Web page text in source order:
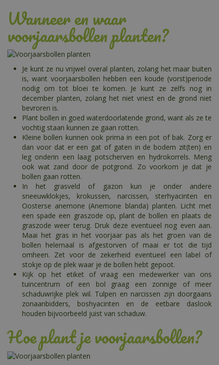
Wanneer en waar
voorjaarsbollen planten?
Je kunt ze nu vrijwel overal planten, zolang het maar buiten
is, want voorjaarsbollen hebben een koude (vorst)periode
nodig om tot bloei te komen. Je kunt ze zelfs nog in
december planten, zolang het niet vriest en de grond niet
bevroren is.
Plant bollen in goed waterdoorlatende grond, want als ze te
vochtig staan kunnen ze gaan rotten.
Kleine bollen kunnen ook prima in een pot of bak. Zorg er
dan voor dat er een gat of gaten in de bodem zit(ten) en
leg onderin een laag potscherven en hydrokorrels. Meng
ook wat zand door de potgrond. Zo voorkom je dat je
bollen gaan rotten.
In het grasveld of gazon kun je onder andere
sneeuwklokjes, krokussen, narcissen, sterhyacinten en
Oosterse anemone (Anemone blanda) planten. Licht met
een spade een graszode op, plant de bollen en plaats de
graszode weer terug. Druk deze eventueel nog even aan.
Maai het gras in het voorjaar pas als het groen van de
bollen helemaal is afgestorven of maai er tot die tijd
omheen. Zet voor de zekerheid eventueel een label of
stokje op de plek waar je de bollen hebt gepoot.
Kijk op het etiket of vraag een medewerker van ons
tuincentrum of een bol graag een zonnige of meer
schaduwrijke plek wil. Tulpen en narcissen zijn doorgaans
zonaanbidders, boshyacinten en de eetbare daslook
houden bijvoorbeeld juist van schaduw.
Hoe plant je voorjaarsbollen?